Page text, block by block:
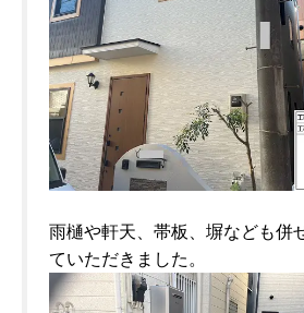
雨樋や軒天、帯板、塀なども併
ていただきました。